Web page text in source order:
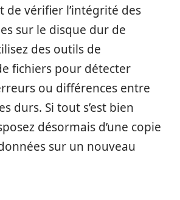
de vérifier l’intégrité des
sur le disque dur de
des outils de
fichiers pour détecter
ou différences entre
durs. Si tout s’est bien
désormais d’une copie
sur un nouveau